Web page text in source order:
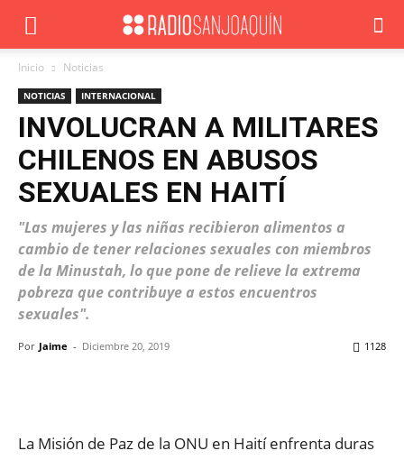
Inicio Noticias
NOTICIAS INTERNACIONAL
INVOLUCRAN A MILITARES
CHILENOS EN ABUSOS
SEXUALES EN HAITÍ
"Las mujeres y las niñas recibieron alimentos a
cambio de tener relaciones sexuales con miembros
de la Minustah, lo que pone de relieve la extrema
pobreza que contribuye a estos encuentros
sexuales".
Por Jaime - Diciembre 20, 2019 1128
La Misión de Paz de la ONU en Haití enfrenta duras